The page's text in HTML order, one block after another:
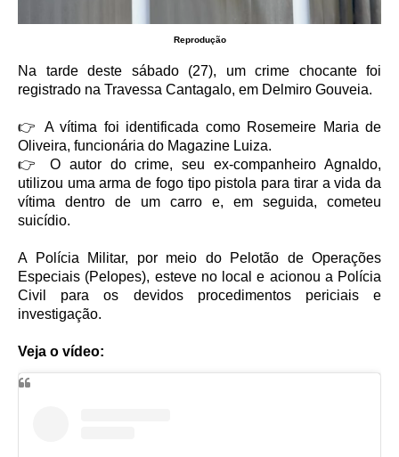
Reprodução
Na tarde deste sábado (27), um crime chocante foi
registrado na Travessa Cantagalo, em Delmiro Gouveia.
👉 A vítima foi identificada como Rosemeire Maria de
Oliveira, funcionária do Magazine Luiza.
👉 O autor do crime, seu ex-companheiro Agnaldo,
utilizou uma arma de fogo tipo pistola para tirar a vida da
vítima dentro de um carro e, em seguida, cometeu
suicídio.
A Polícia Militar, por meio do Pelotão de Operações
Especiais (Pelopes), esteve no local e acionou a Polícia
Civil para os devidos procedimentos periciais e
investigação.
Veja o vídeo: